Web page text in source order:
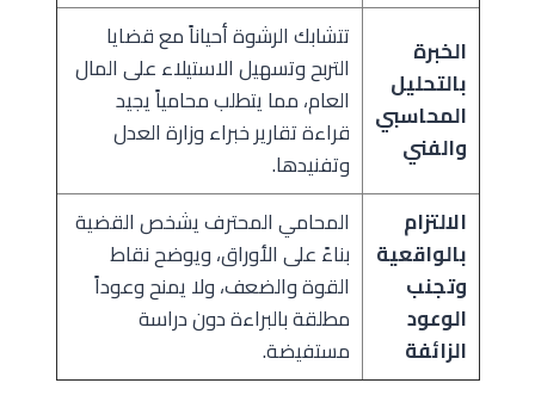
الخبرة
بالتحليل
المحاسبي
والفني
تتشابك الرشوة أحياناً مع قضايا
التربح وتسهيل الاستيلاء على المال
العام، مما يتطلب محامياً يجيد
قراءة تقارير خبراء وزارة العدل
وتفنيدها.
الالتزام
بالواقعية
وتجنب
الوعود
الزائفة
المحامي المحترف يشخص القضية
بناءً على الأوراق، ويوضح نقاط
القوة والضعف، ولا يمنح وعوداً
مطلقة بالبراءة دون دراسة
مستفيضة.